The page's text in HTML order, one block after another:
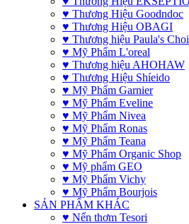
♥ Thương Hiệu Goodndoc
♥ Thương Hiệu OBAGI
♥ Thương hiệu Paula's
♥ Mỹ Phẩm L'oreal
♥ Thương hiệu AHOHAW
♥ Thương Hiệu Shíeido
♥ Mỹ Phẩm Garnier
♥ Mỹ Phẩm Eveline
♥ Mỹ Phẩm Nivea
♥ Mỹ Phẩm Ronas
♥ Mỹ Phẩm Teana
♥ Mỹ Phẩm Organic Shop
♥ Mỹ phẩm GEO
♥ Mỹ Phẩm Vichy
♥ Mỹ Phẩm Bourjois
SẢN PHẨM KHÁC
♥ Nến thơm Tesori